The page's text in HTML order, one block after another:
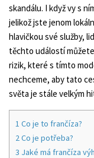
skandálu. I když vy s
jelikož jste jenom
hlavičkou své služby,
těchto událostí
rizik, které s tímto
nechceme, aby tato
světa je stále velkým
1 Co je to frančíza?
2Co je potřeba?
3 Jaké má frančíza